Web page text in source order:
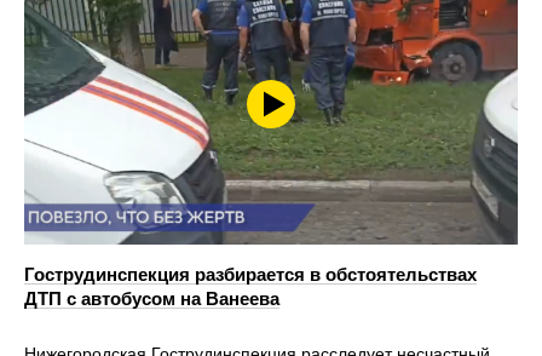
Гострудинспекция разбирается в обстоятельствах
ДТП с автобусом на Ванеева